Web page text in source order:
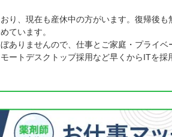
り、現在も産休中の方がいます。復帰後
ています。
ありませんので、仕事とご家庭・プライベ
ートデスクトップ採用など早くからITを採